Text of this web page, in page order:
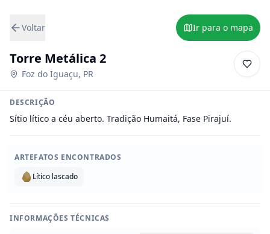
Voltar Ir para o mapa
Torre Metálica 2
Foz do Iguaçu, PR
DESCRIÇÃO
Sítio lítico a céu aberto. Tradição Humaitá, Fase Pirajuí.
ARTEFATOS ENCONTRADOS
Lítico lascado
INFORMAÇÕES TÉCNICAS